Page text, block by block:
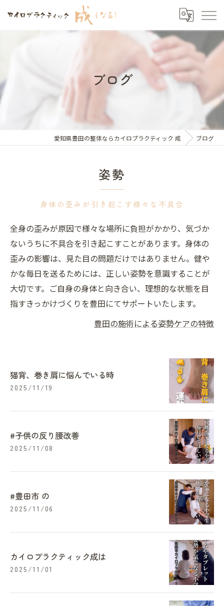
ブログ
愛知県豊田の整体ならカイロプラクティック 成 ブログ
姿勢
身体の歪みが引き起こす様々な不具合
全身の歪みが原因で様々な場所に負担がかかり、気づか
ないうちに不具合を引き起こすことがあります。身体の
歪みの影響は、見た目の問題だけではありません。健や
かな毎日を送るためには、正しい姿勢を意識することが
大切です。ご自身の身体と向き合い、理想的な状態を目
指すきっかけづくりを豊田にてサポートいたします。
豊田の施術による姿勢ケアの特徴
猫背、巻き肩に悩んでいる時
2025/11/19
#子供の反り腰改善
2025/11/08
#豊田市 の
2025/11/06
カイロプラクティック成は
2025/11/01